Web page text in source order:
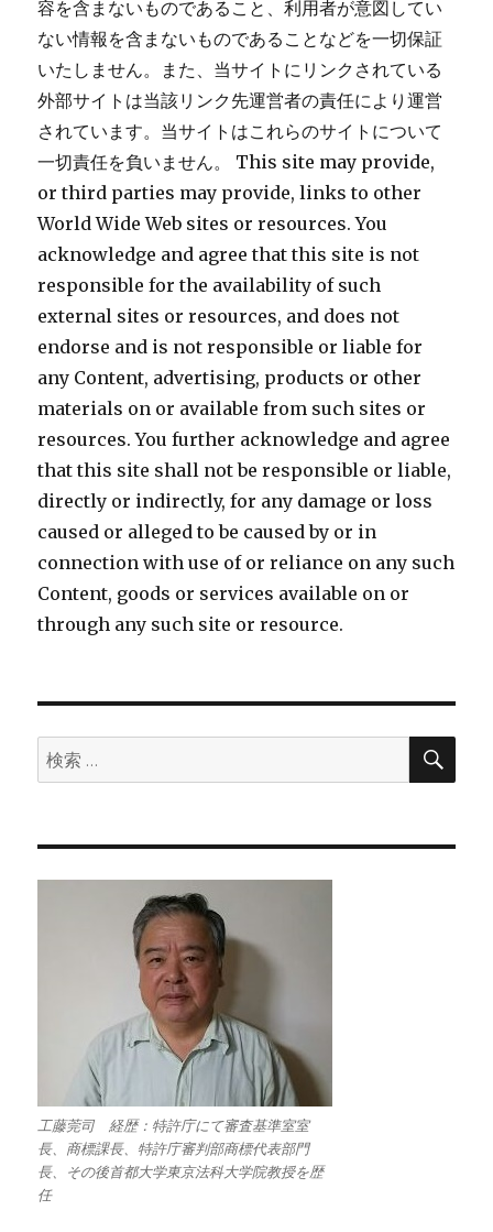
容を含まないものであること、利用者が意図してい
ない情報を含まないものであることなどを一切保証
いたしません。また、当サイトにリンクされている
外部サイトは当該リンク先運営者の責任により運営
されています。当サイトはこれらのサイトについて
一切責任を負いません。 This site may provide,
or third parties may provide, links to other
World Wide Web sites or resources. You
acknowledge and agree that this site is not
responsible for the availability of such
external sites or resources, and does not
endorse and is not responsible or liable for
any Content, advertising, products or other
materials on or available from such sites or
resources. You further acknowledge and agree
that this site shall not be responsible or liable,
directly or indirectly, for any damage or loss
caused or alleged to be caused by or in
connection with use of or reliance on any such
Content, goods or services available on or
through any such site or resource.
検
索:
検
工藤莞司 経歴：特許庁にて審査基準室室
長、商標課長、特許庁審判部商標代表部門
長、その後首都大学東京法科大学院教授を歴
任